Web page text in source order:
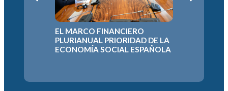
2030
EL MARCO FINANCIERO
PLURIANUAL PRIORIDAD DE LA
ECONOMÍA SOCIAL ESPAÑOLA